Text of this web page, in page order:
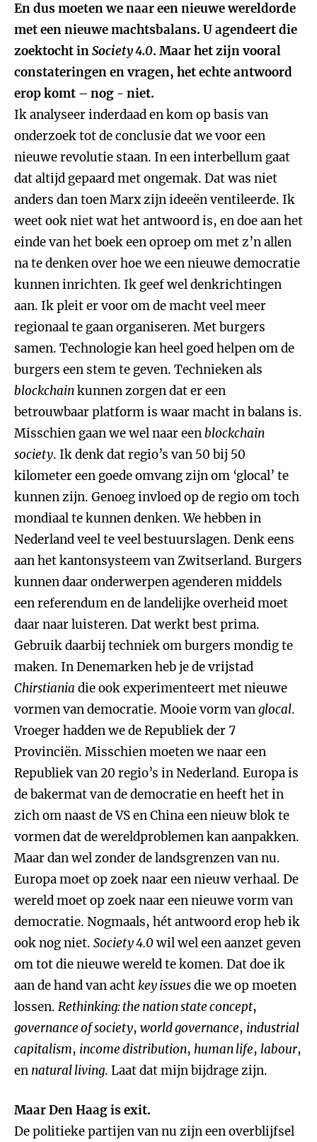
En dus moeten we naar een nieuwe wereldorde
met een nieuwe machtsbalans. U agendeert die
zoektocht inSociety 4.0. Maar het zijn vooral
constateringen en vragen, het echte antwoord
erop komt – nog - niet.
Ik analyseer inderdaad en kom op basis van
onderzoek tot de conclusie dat we voor een
nieuwe revolutie staan. In een interbellum gaat
dat altijd gepaard met ongemak. Dat was niet
anders dan toen Marx zijn ideeën ventileerde. Ik
weet ook niet wat het antwoord is, en doe aan het
einde van het boek een oproep om met z’n allen
na te denken over hoe we een nieuwe democratie
kunnen inrichten. Ik geef wel denkrichtingen
aan. Ik pleit er voor om de macht veel meer
regionaal te gaan organiseren. Met burgers
samen. Technologie kan heel goed helpen om de
burgers een stem te geven. Technieken als
blockchainkunnen zorgen dat er een
betrouwbaar platform is waar macht in balans is.
Misschien gaan we wel naar eenblockchain
society. Ik denk dat regio’s van 50 bij 50
kilometer een goede omvang zijn om ‘glocal’ te
kunnen zijn. Genoeg invloed op de regio om toch
mondiaal te kunnen denken. We hebben in
Nederland veel te veel bestuurslagen. Denk eens
aan het kantonsysteem van Zwitserland. Burgers
kunnen daar onderwerpen agenderen middels
een referendum en de landelijke overheid moet
daar naar luisteren. Dat werkt best prima.
Gebruik daarbij techniek om burgers mondig te
maken. In Denemarken heb je de vrijstad
Chirstiania die ook experimenteert met nieuwe
vormen van democratie. Mooie vorm vanglocal.
Vroeger hadden we de Republiek der 7
Provinciën. Misschien moeten we naar een
Republiek van 20 regio’s in Nederland. Europa is
de bakermat van de democratie en heeft het in
zich om naast de VS en China een nieuw blok te
vormen dat de wereldproblemen kan aanpakken.
Maar dan wel zonder de landsgrenzen van nu.
Europa moet op zoek naar een nieuw verhaal. De
wereld moet op zoek naar een nieuwe vorm van
democratie. Nogmaals, hét antwoord erop heb ik
ook nog niet. Society 4.0wil wel een aanzet geven
om tot die nieuwe wereld te komen. Dat doe ik
aan de hand van achtkey issuesdie we op moeten
lossen. Rethinking: the nation state concept,
governance of society, world governance, industrial
capitalism, income distribution, human life, labour,
en natural living. Laat dat mijn bijdrage zijn.
Maar Den Haag is exit.
De politieke partijen van nu zijn een overblijfsel